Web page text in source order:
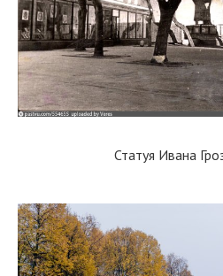
Статуя Ивана